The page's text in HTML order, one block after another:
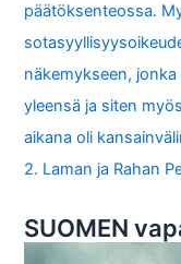
päätöksenteossa.
näkemykseen,
yleensä ja siten
aikana oli
2. Laman ja Rahan
SUOMEN